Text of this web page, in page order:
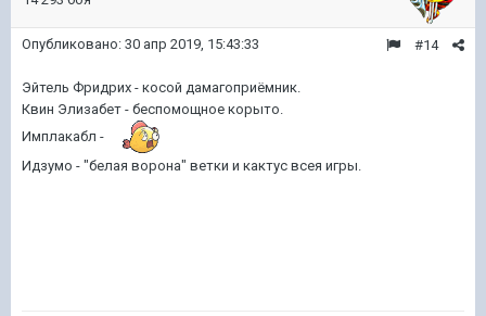
#14
Опубликовано: 30 апр 2019, 15:43:33
Эйтель Фридрих - косой дамагоприёмник.
Квин Элизабет - беспомощное корыто.
Имплакабл -
Идзумо - "белая ворона" ветки и кактус всея игры.